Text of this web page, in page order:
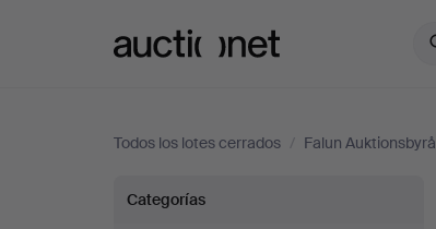
Todos los lotes cerrados / Falun Auktionsbyrå
Sillas
Categorías